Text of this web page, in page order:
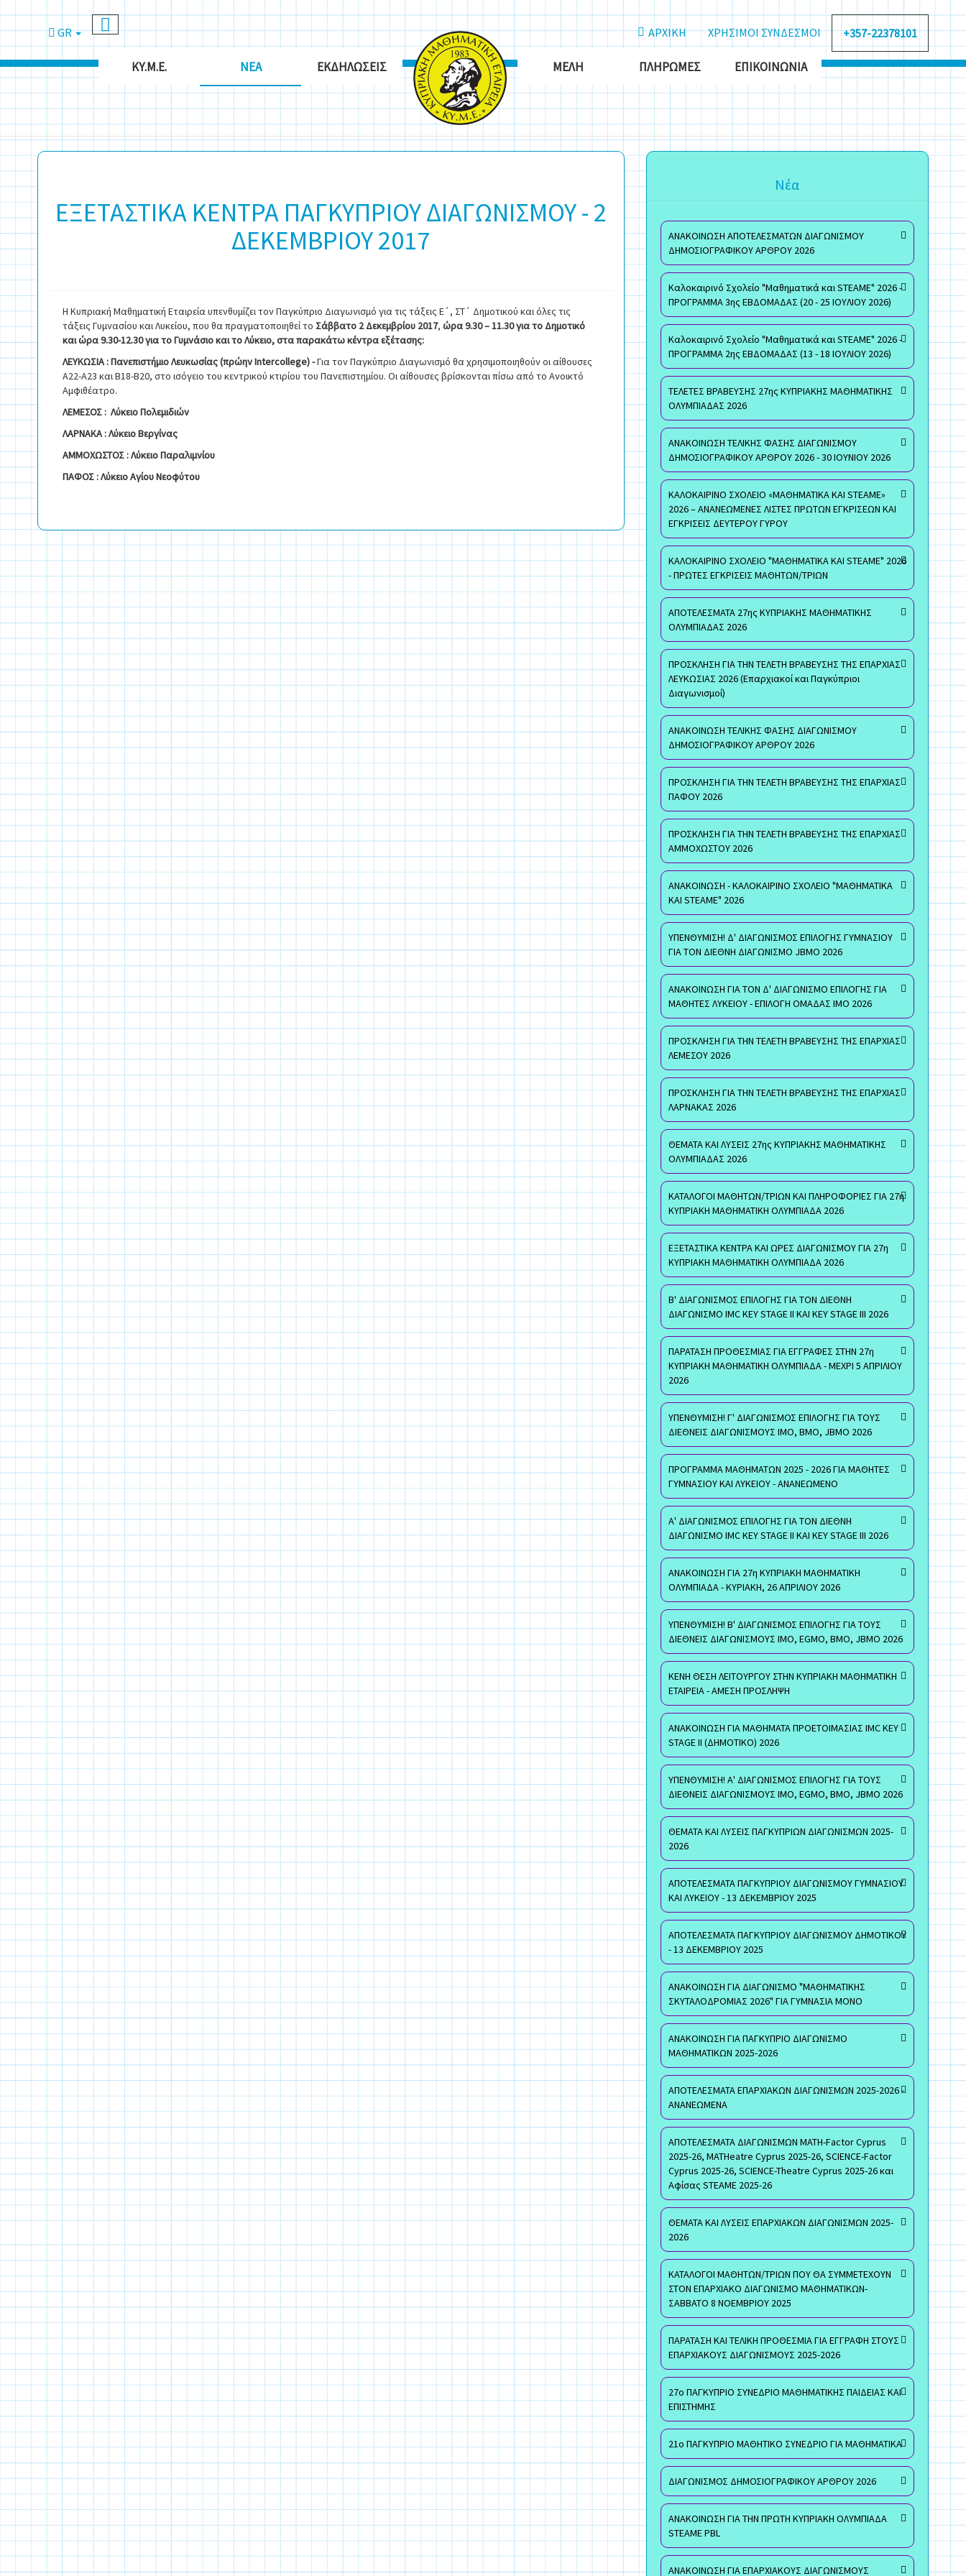
ΑΡΧΙΚΗ ΧΡΗΣΙΜΟΙ ΣΥΝΔΕΣΜΟΙ +357-22378101
GR
ΚΥ.Μ.Ε. ΝΈΑ ΕΚΔΗΛΏΣΕΙΣ ΜΈΛΗ ΠΛΗΡΩΜΈΣ ΕΠΙΚΟΙΝΩΝΊΑ
ΕΞΕΤΑΣΤΙΚΑ ΚΕΝΤΡΑ ΠΑΓΚΥΠΡΙΟΥ ΔΙΑΓΩΝΙΣΜΟΥ - 2
ΔΕΚΕΜΒΡΙΟΥ 2017
Η Κυπριακή Μαθηματική Εταιρεία υπενθυμίζει τον Παγκύπριο Διαγωνισμό για τις τάξεις Ε΄, ΣΤ΄ Δημοτικού και όλες τις
τάξεις Γυμνασίου και Λυκείου, που θα πραγματοποιηθεί το Σάββατο 2Δεκεμβρίου 2017, ώρα 9.30 – 11.30 για το Δημοτικό
και ώρα 9.30-12.30 για το Γυμνάσιο και το Λύκειο, στα παρακάτω κέντρα εξέτασης:
ΛΕΥΚΩΣΙΑ : Πανεπιστήμιο Λευκωσίας (πρώην Intercollege) -Για τον Παγκύπριο Διαγωνισμό θα χρησιμοποιηθούν οι αίθουσες
Α22-Α23 και Β18-Β20, στο ισόγειο του κεντρικού κτιρίου του Πανεπιστημίου. Οι αίθουσες βρίσκονται πίσω από το Ανοικτό
Αμφιθέατρο.
ΛΕΜΕΣΟΣ : Λύκειο Πολεμιδιών
ΛΑΡΝΑΚΑ : Λύκειο Βεργίνας
ΑΜΜΟΧΩΣΤΟΣ : Λύκειο Παραλιμνίου
ΠΑΦΟΣ : Λύκειο Αγίου Νεοφύτου
Νέα
ΑΝΑΚΟΙΝΩΣΗ ΑΠΟΤΕΛΕΣΜΑΤΩΝ ΔΙΑΓΩΝΙΣΜΟΥ
ΔΗΜΟΣΙΟΓΡΑΦΙΚΟΥ ΑΡΘΡΟΥ 2026
Καλοκαιρινό Σχολείο "Μαθηματικά και STEAME" 2026 -
ΠΡΟΓΡΑΜΜΑ 3ης ΕΒΔΟΜΑΔΑΣ (20 - 25 ΙΟΥΛΙΟΥ 2026)
Καλοκαιρινό Σχολείο "Μαθηματικά και STEAME" 2026 -
ΠΡΟΓΡΑΜΜΑ 2ης ΕΒΔΟΜΑΔΑΣ (13 - 18 ΙΟΥΛΙΟΥ 2026)
ΤΕΛΕΤΕΣ ΒΡΑΒΕΥΣΗΣ 27ης ΚΥΠΡΙΑΚΗΣ ΜΑΘΗΜΑΤΙΚΗΣ
ΟΛΥΜΠΙΑΔΑΣ 2026
ΑΝΑΚΟΙΝΩΣΗ ΤΕΛΙΚΗΣ ΦΑΣΗΣ ΔΙΑΓΩΝΙΣΜΟΥ
ΔΗΜΟΣΙΟΓΡΑΦΙΚΟΥ ΑΡΘΡΟΥ 2026 - 30 ΙΟΥΝΙΟΥ 2026
ΚΑΛΟΚΑΙΡΙΝΟ ΣΧΟΛΕΙΟ «ΜΑΘΗΜΑΤΙΚΑ ΚΑΙ STEAME»
2026 – ΑΝΑΝΕΩΜΕΝΕΣ ΛΙΣΤΕΣ ΠΡΩΤΩΝ ΕΓΚΡΙΣΕΩΝ ΚΑΙ
ΕΓΚΡΙΣΕΙΣ ΔΕΥΤΕΡΟΥ ΓΥΡΟΥ
ΚΑΛΟΚΑΙΡΙΝΟ ΣΧΟΛΕΙΟ "ΜΑΘΗΜΑΤΙΚΑ ΚΑΙ STEAME" 2026
- ΠΡΩΤΕΣ ΕΓΚΡΙΣΕΙΣ ΜΑΘΗΤΩΝ/ΤΡΙΩΝ
ΑΠΟΤΕΛΕΣΜΑΤΑ 27ης ΚΥΠΡΙΑΚΗΣ ΜΑΘΗΜΑΤΙΚΗΣ
ΟΛΥΜΠΙΑΔΑΣ 2026
ΠΡΟΣΚΛΗΣΗ ΓΙΑ ΤΗΝ ΤΕΛΕΤΗ ΒΡΑΒΕΥΣΗΣ ΤΗΣ ΕΠΑΡΧΙΑΣ
ΛΕΥΚΩΣΙΑΣ 2026 (Επαρχιακοί και Παγκύπριοι
Διαγωνισμοί)
ΑΝΑΚΟΙΝΩΣΗ ΤΕΛΙΚΗΣ ΦΑΣΗΣ ΔΙΑΓΩΝΙΣΜΟΥ
ΔΗΜΟΣΙΟΓΡΑΦΙΚΟΥ ΑΡΘΡΟΥ 2026
ΠΡΟΣΚΛΗΣΗ ΓΙΑ ΤΗΝ ΤΕΛΕΤΗ ΒΡΑΒΕΥΣΗΣ ΤΗΣ ΕΠΑΡΧΙΑΣ
ΠΑΦΟΥ 2026
ΠΡΟΣΚΛΗΣΗ ΓΙΑ ΤΗΝ ΤΕΛΕΤΗ ΒΡΑΒΕΥΣΗΣ ΤΗΣ ΕΠΑΡΧΙΑΣ
ΑΜΜΟΧΩΣΤΟΥ 2026
ΑΝΑΚΟΙΝΩΣΗ - ΚΑΛΟΚΑΙΡΙΝΟ ΣΧΟΛΕΙΟ "ΜΑΘΗΜΑΤΙΚΑ
ΚΑΙ STEAME" 2026
ΥΠΕΝΘΥΜΙΣΗ! Δ' ΔΙΑΓΩΝΙΣΜΟΣ ΕΠΙΛΟΓΗΣ ΓΥΜΝΑΣΙΟΥ
ΓΙΑ ΤΟΝ ΔΙΕΘΝΗ ΔΙΑΓΩΝΙΣΜΟ JBMO 2026
ΑΝΑΚΟΙΝΩΣΗ ΓΙΑ ΤΟΝ Δ' ΔΙΑΓΩΝΙΣΜΟ ΕΠΙΛΟΓΗΣ ΓΙΑ
ΜΑΘΗΤΕΣ ΛΥΚΕΙΟΥ - ΕΠΙΛΟΓΗ ΟΜΑΔΑΣ ΙΜΟ 2026
ΠΡΟΣΚΛΗΣΗ ΓΙΑ ΤΗΝ ΤΕΛΕΤΗ ΒΡΑΒΕΥΣΗΣ ΤΗΣ ΕΠΑΡΧΙΑΣ
ΛΕΜΕΣΟΥ 2026
ΠΡΟΣΚΛΗΣΗ ΓΙΑ ΤΗΝ ΤΕΛΕΤΗ ΒΡΑΒΕΥΣΗΣ ΤΗΣ ΕΠΑΡΧΙΑΣ
ΛΑΡΝΑΚΑΣ 2026
ΘΕΜΑΤΑ ΚΑΙ ΛΥΣΕΙΣ 27ης ΚΥΠΡΙΑΚΗΣ ΜΑΘΗΜΑΤΙΚΗΣ
ΟΛΥΜΠΙΑΔΑΣ 2026
ΚΑΤΑΛΟΓΟΙ ΜΑΘΗΤΩΝ/ΤΡΙΩΝ ΚΑΙ ΠΛΗΡΟΦΟΡΙΕΣ ΓΙΑ 27η
ΚΥΠΡΙΑΚΗ ΜΑΘΗΜΑΤΙΚΗ ΟΛΥΜΠΙΑΔΑ 2026
ΕΞΕΤΑΣΤΙΚΑ ΚΕΝΤΡΑ ΚΑΙ ΩΡΕΣ ΔΙΑΓΩΝΙΣΜΟΥ ΓΙΑ 27η
ΚΥΠΡΙΑΚΗ ΜΑΘΗΜΑΤΙΚΗ ΟΛΥΜΠΙΑΔΑ 2026
Β' ΔΙΑΓΩΝΙΣΜΟΣ ΕΠΙΛΟΓΗΣ ΓΙΑ ΤΟΝ ΔΙΕΘΝΗ
ΔΙΑΓΩΝΙΣΜΟ IMC KEY STAGE II ΚΑΙ KEY STAGE III 2026
ΠΑΡΑΤΑΣΗ ΠΡΟΘΕΣΜΙΑΣ ΓΙΑ ΕΓΓΡΑΦΕΣ ΣΤΗΝ 27η
ΚΥΠΡΙΑΚΗ ΜΑΘΗΜΑΤΙΚΗ ΟΛΥΜΠΙΑΔΑ - ΜΕΧΡΙ 5 ΑΠΡΙΛΙΟΥ
2026
ΥΠΕΝΘΥΜΙΣΗ! Γ' ΔΙΑΓΩΝΙΣΜΟΣ ΕΠΙΛΟΓΗΣ ΓΙΑ ΤΟΥΣ
ΔΙΕΘΝΕΙΣ ΔΙΑΓΩΝΙΣΜΟΥΣ ΙΜΟ, ΒΜΟ, JBMO 2026
ΠΡΟΓΡΑΜΜΑ ΜΑΘΗΜΑΤΩΝ 2025 - 2026 ΓΙΑ ΜΑΘΗΤΕΣ
ΓΥΜΝΑΣΙΟΥ ΚΑΙ ΛΥΚΕΙΟΥ - ΑΝΑΝΕΩΜΕΝΟ
Α' ΔΙΑΓΩΝΙΣΜΟΣ ΕΠΙΛΟΓΗΣ ΓΙΑ ΤΟΝ ΔΙΕΘΝΗ
ΔΙΑΓΩΝΙΣΜΟ IMC KEY STAGE II ΚΑΙ KEY STAGE III 2026
ΑΝΑΚΟΙΝΩΣΗ ΓΙΑ 27η ΚΥΠΡΙΑΚΗ ΜΑΘΗΜΑΤΙΚΗ
ΟΛΥΜΠΙΑΔΑ - ΚΥΡΙΑΚΗ, 26 ΑΠΡΙΛΙΟΥ 2026
ΥΠΕΝΘΥΜΙΣΗ! Β' ΔΙΑΓΩΝΙΣΜΟΣ ΕΠΙΛΟΓΗΣ ΓΙΑ ΤΟΥΣ
ΔΙΕΘΝΕΙΣ ΔΙΑΓΩΝΙΣΜΟΥΣ ΙΜΟ, EGMO, ΒΜΟ, JBMO 2026
ΚΕΝΗ ΘΕΣΗ ΛΕΙΤΟΥΡΓΟΥ ΣΤΗΝ ΚΥΠΡΙΑΚΗ ΜΑΘΗΜΑΤΙΚΗ
ΕΤΑΙΡΕΙΑ - ΑΜΕΣΗ ΠΡΟΣΛΗΨΗ
ΑΝΑΚΟΙΝΩΣΗ ΓΙΑ ΜΑΘΗΜΑΤΑ ΠΡΟΕΤΟΙΜΑΣΙΑΣ IMC KEY
STAGE II (ΔΗΜΟΤΙΚΟ) 2026
ΥΠΕΝΘΥΜΙΣΗ! Α' ΔΙΑΓΩΝΙΣΜΟΣ ΕΠΙΛΟΓΗΣ ΓΙΑ ΤΟΥΣ
ΔΙΕΘΝΕΙΣ ΔΙΑΓΩΝΙΣΜΟΥΣ ΙΜΟ, EGMO, ΒΜΟ, JBMO 2026
ΘΕΜΑΤΑ ΚΑΙ ΛΥΣΕΙΣ ΠΑΓΚΥΠΡΙΩΝ ΔΙΑΓΩΝΙΣΜΩΝ 2025-
2026
ΑΠΟΤΕΛΕΣΜΑΤΑ ΠΑΓΚΥΠΡΙΟΥ ΔΙΑΓΩΝΙΣΜΟΥ ΓΥΜΝΑΣΙΟΥ
ΚΑΙ ΛΥΚΕΙΟΥ - 13 ΔΕΚΕΜΒΡΙΟΥ 2025
ΑΠΟΤΕΛΕΣΜΑΤΑ ΠΑΓΚΥΠΡΙΟΥ ΔΙΑΓΩΝΙΣΜΟΥ ΔΗΜΟΤΙΚΟΥ
- 13 ΔΕΚΕΜΒΡΙΟΥ 2025
ΑΝΑΚΟΙΝΩΣΗ ΓΙΑ ΔΙΑΓΩΝΙΣΜΟ "ΜΑΘΗΜΑΤΙΚΗΣ
ΣΚΥΤΑΛΟΔΡΟΜΙΑΣ 2026" ΓΙΑ ΓΥΜΝΑΣΙΑ ΜΟΝΟ
ΑΝΑΚΟΙΝΩΣΗ ΓΙΑ ΠΑΓΚΥΠΡΙΟ ΔΙΑΓΩΝΙΣΜΟ
ΜΑΘΗΜΑΤΙΚΩΝ 2025-2026
ΑΠΟΤΕΛΕΣΜΑΤΑ ΕΠΑΡΧΙΑΚΩΝ ΔΙΑΓΩΝΙΣΜΩΝ 2025-2026 -
ΑΝΑΝΕΩΜΕΝΑ
ΑΠΟΤΕΛΕΣΜΑΤΑ ΔΙΑΓΩΝΙΣΜΩΝ MATH-Factor Cyprus
2025-26, MATHeatre Cyprus 2025-26, SCIENCE-Factor
Cyprus 2025-26, SCIENCE-Theatre Cyprus 2025-26 και
Αφίσας STEAME 2025-26
ΘΕΜΑΤΑ ΚΑΙ ΛΥΣΕΙΣ ΕΠΑΡΧΙΑΚΩΝ ΔΙΑΓΩΝΙΣΜΩΝ 2025-
2026
ΚΑΤΑΛΟΓΟΙ ΜΑΘΗΤΩΝ/ΤΡΙΩΝ ΠΟΥ ΘΑ ΣΥΜΜΕΤΕΧΟΥΝ
ΣΤΟΝ ΕΠΑΡΧΙΑΚΟ ΔΙΑΓΩΝΙΣΜΟ ΜΑΘΗΜΑΤΙΚΩΝ-
ΣΑΒΒΑΤΟ 8 ΝΟΕΜΒΡΙΟΥ 2025
ΠΑΡΑΤΑΣΗ ΚΑΙ ΤΕΛΙΚΗ ΠΡΟΘΕΣΜΙΑ ΓΙΑ ΕΓΓΡΑΦΗ ΣΤΟΥΣ
ΕΠΑΡΧΙΑΚΟΥΣ ΔΙΑΓΩΝΙΣΜΟΥΣ 2025-2026
27ο ΠΑΓΚΥΠΡΙΟ ΣΥΝΕΔΡΙΟ ΜΑΘΗΜΑΤΙΚΗΣ ΠΑΙΔΕΙΑΣ ΚΑΙ
ΕΠΙΣΤΗΜΗΣ
21ο ΠΑΓΚΥΠΡΙΟ ΜΑΘΗΤΙΚΟ ΣΥΝΕΔΡΙΟ ΓΙΑ ΜΑΘΗΜΑΤΙΚΑ
ΔΙΑΓΩΝΙΣΜΟΣ ΔΗΜΟΣΙΟΓΡΑΦΙΚΟΥ ΑΡΘΡΟΥ 2026
ΑΝΑΚΟΙΝΩΣΗ ΓΙΑ ΤΗΝ ΠΡΩΤΗ ΚΥΠΡΙΑΚΗ ΟΛΥΜΠΙΑΔΑ
STEAME PBL
ΑΝΑΚΟΙΝΩΣΗ ΓΙΑ ΕΠΑΡΧΙΑΚΟΥΣ ΔΙΑΓΩΝΙΣΜΟΥΣ